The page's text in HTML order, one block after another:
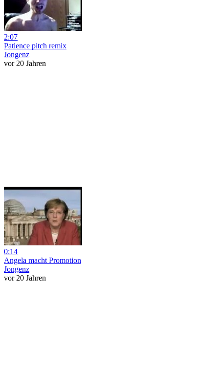
2:07
Patience pitch remix
Jongenz
vor 20 Jahren
0:14
Angela macht Promotion
Jongenz
vor 20 Jahren